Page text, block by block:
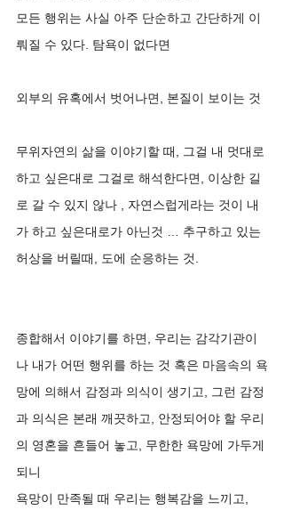
모든 행위는 사실 아주 단순하고 간단하게 이
뤄질 수 있다. 탐욕이 없다면
외부의 유혹에서 벗어나면, 본질이 보이는 것
무위자연의 삶을 이야기할 때, 그걸 내 멋대로
하고 싶은대로 그걸로 해석한다면, 이상한 길
로 갈 수 있지 않나 , 자연스럽게라는 것이 내
가 하고 싶은대로가 아닌것 … 추구하고 있는
허상을 버릴때, 도에 순응하는 것.
종합해서 이야기를 하면, 우리는 감각기관이
나 내가 어떤 행위를 하는 것 혹은 마음속의 욕
망에 의해서 감정과 의식이 생기고, 그런 감정
과 의식은 본래 깨끗하고, 안정되어야 할 우리
의 영혼을 흔들어 놓고, 무한한 욕망에 가두게
되니
욕망이 만족될 때 우리는 행복감을 느끼고,